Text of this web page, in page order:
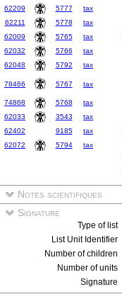
62209
5777 tax
62211
5778 tax
62009
5765 tax
62032
5766 tax
62048
5792 tax
78466 5767 tax
74868 5768 tax
62033
3543 tax
62402
9185 tax
62072
5794 tax
Notes scientifiques
Signature
Type of list
List Unit Identifier
Number of children
Number of units
Signature